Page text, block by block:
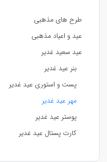
طرح های مذهبی
عید و اعیاد مذهبی
عید سعید غدیر
بنر عید غدیر
پست و استوری عید غدیر
مهر عید غدیر
پوستر عید غدیر
کارت پستال عید غدیر